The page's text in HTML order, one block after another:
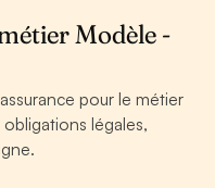
Modèle -
pour le métier
obligations légales,